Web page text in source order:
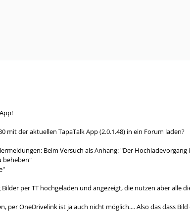
mit der aktuellen TapaTalk App (2.0.1.48) in ein Forum laden?
Beim Versuch als Anhang: "Der
beheben"
per TT hochgeladen und angezeigt, die nutzen aber alle
per OneDrivelink ist ja auch nicht möglich.... Also das dass